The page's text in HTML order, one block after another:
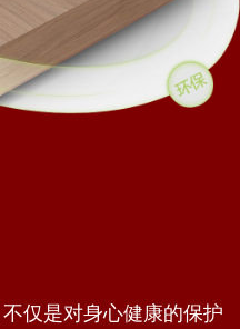
不仅是对身心健康的保护